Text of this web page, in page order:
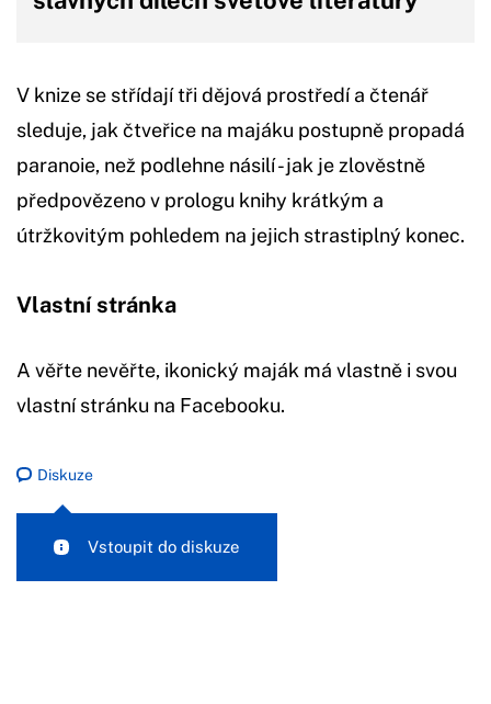
V knize se střídají tři dějová prostředí a čtenář
sleduje, jak čtveřice na majáku postupně propadá
paranoie, než podlehne násilí - jak je zlověstně
předpovězeno v prologu knihy krátkým a
útržkovitým pohledem na jejich strastiplný konec.
Vlastní stránka
A věřte nevěřte, ikonický maják má vlastně i svou
vlastní stránku na Facebooku.
Diskuze
Vstoupit do diskuze